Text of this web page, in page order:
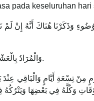
pada keseluruhan
[2] وَالْمُرَادُ بِالْعَشْرِ هُنَا الْأَيَّامُ التِّسْعَةُ مِنْ أَوَّلِ ذِي الْحِجَّةِ.
وَكُلَّهُ فِي بَعْضِهَا